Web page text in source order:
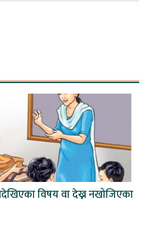
विषय वा देख्न नखोजिएका